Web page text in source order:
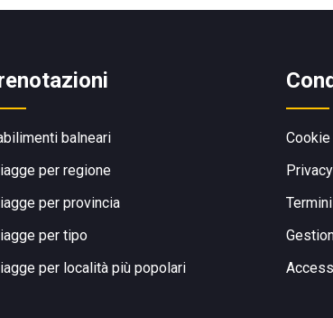
balneari
per regione
per provincia
per tipo
per località più popolari